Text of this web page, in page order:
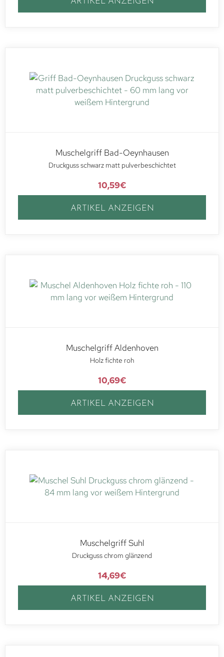
Muschelgriff Bad-Oeynhausen
Druckguss schwarz matt pulverbeschichtet
10,59€
ARTIKEL ANZEIGEN
Muschelgriff Aldenhoven
Holz fichte roh
10,69€
ARTIKEL ANZEIGEN
Muschelgriff Suhl
Druckguss chrom glänzend
14,69€
ARTIKEL ANZEIGEN